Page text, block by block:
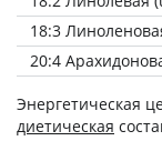
18:3
20:4
Энергетическая
диетическая